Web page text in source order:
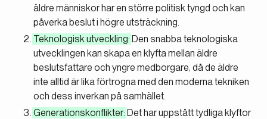
äldre människor har en större politisk tyngd och kan
påverka beslut i högre utsträckning.
Teknologisk utveckling: Den snabba teknologiska
utvecklingen kan skapa en klyfta mellan äldre
beslutsfattare och yngre medborgare, då de äldre
inte alltid är lika förtrogna med den moderna tekniken
och dess inverkan på samhället.
Generationskonflikter: Det har uppstått tydliga klyftor